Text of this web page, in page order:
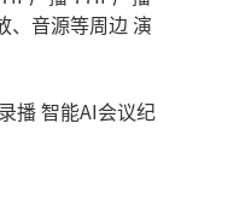
、音源等周边演
播智能AI会议纪